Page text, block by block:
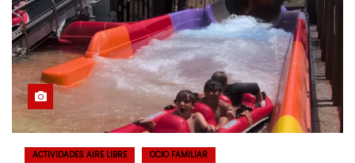
ACTIVIDADES AIRE LIBRE
OCIO FAMILIAR